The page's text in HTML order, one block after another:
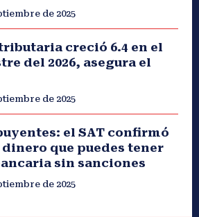
de 2025
creció 6.4 en el
del 2026, asegura el
de 2025
el SAT confirmó
que puedes tener
sin sanciones
de 2025